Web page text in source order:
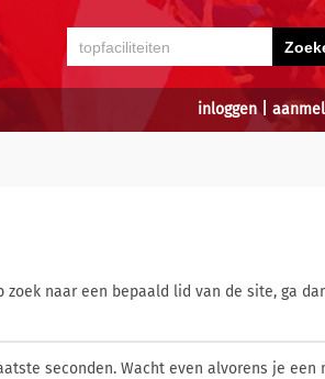
inloggen|
naar een bepaald lid van de site, ga
seconden. Wacht even alvorens je een